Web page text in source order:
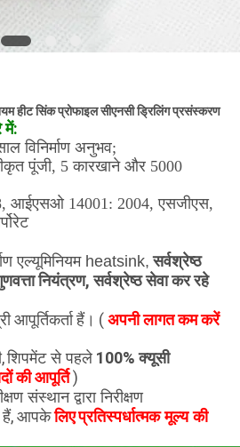
हीट सिंक प्रोफाइल सीएनसी ड्रिलिंग प्रसंस्करण
में:
विनिर्माण अनुभव;
पूंजी, 5 कारखाने और 5000
आईएसओ 14001: 2004, एसजीएस,
एल्यूमिनियम heatsink, सर्वश्रेष्ठ
नियंत्रण, सर्वश्रेष्ठ सेवा कर रहे
आपूर्तिकर्ता हैं। (अपनी लागत कम करें
शिपमेंट से पहले 100% क्यूसी
की आपूर्ति)
संस्थान द्वारा निरीक्षण
हैं, आपकेलिएप्रतिस्पर्धात्मक मूल्य की